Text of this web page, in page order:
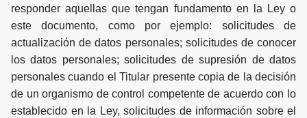
responder aquellas que tengan fundamento en la Ley o
este documento, como por ejemplo: solicitudes de
actualización de datos personales; solicitudes de conocer
los datos personales; solicitudes de supresión de datos
personales cuando el Titular presente copia de la decisión
de un organismo de control competente de acuerdo con lo
establecido en la Ley, solicitudes de información sobre el